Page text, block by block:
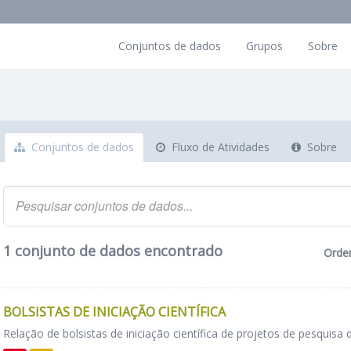
Conjuntos de dados Grupos Sobre
Conjuntos de dados Fluxo de Atividades Sobre
1 conjunto de dados encontrado
BOLSISTAS DE INICIAÇÃO CIENTÍFICA
Relação de bolsistas de iniciação científica de projetos de pesquisa